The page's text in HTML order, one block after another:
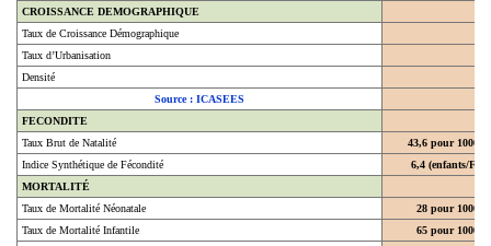
Taux de Croissance Démographique
Taux d’Urbanisation
Densité
Source : ICASEES
FECONDITE
Taux Brut de Natalité
43,6 pour 1000
Indice Synthétique de Fécondité
6,4 (enfants/F)
MORTALITÉ
Taux de Mortalité Néonatale
28 pour 1000
Taux de Mortalité Infantile
65 pour 1000
Taux de Mortalité Infanto-juvénile
99 pour 1000